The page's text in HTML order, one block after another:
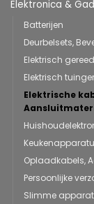
Elektronica &
Batterijen
Deurbelsets,
Elektrisch
Elektrisch
Elektrische
Oplaadkabels,
Persoonlijke
Slimme